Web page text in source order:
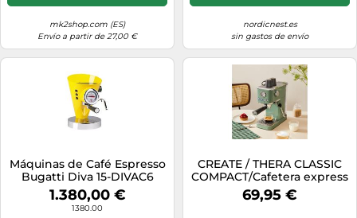
mk2shop.com (ES)
Envío a partir de 27,00 €
nordicnest.es
sin gastos de envío
Máquinas de Café Espresso
Bugatti Diva 15-DIVAC6
Amarillo
1.380,00 €
1380.00
CREATE / THERA CLASSIC
COMPACT/Cafetera express
verde sage / 20 bares,
semiatuomática, función
69,95 €